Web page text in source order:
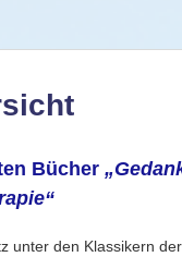
Bücher
unter den Klassikern